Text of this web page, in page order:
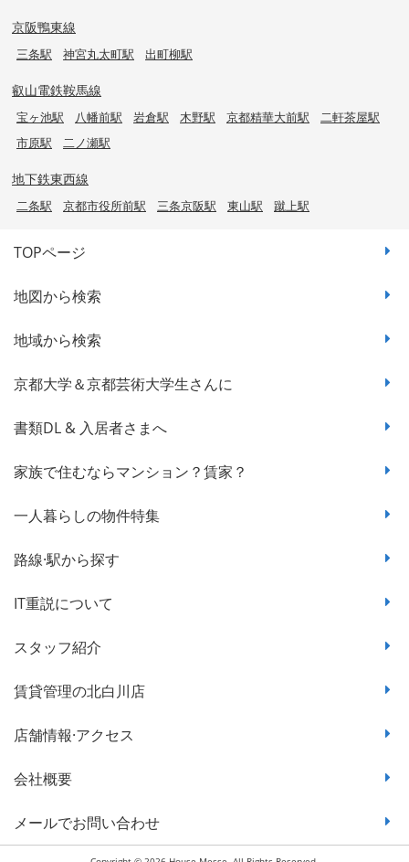
京阪鴨東線
三条駅 神宮丸太町駅 出町柳駅
叡山電鉄鞍馬線
宝ヶ池駅 八幡前駅 岩倉駅 木野駅 京都精華大前駅
二軒茶屋駅
市原駅
二ノ瀬駅
地下鉄東西線
二条駅 京都市役所前駅 三条京阪駅 東山駅 蹴上駅
TOPページ
地図から検索
地域から検索
京都大学＆京都芸術大学生さんに
書類DL & 入居者さまへ
家族で住むならマンション？賃家？
一人暮らしの物件特集
路線·駅から探す
IT重説について
スタッフ紹介
賃貸管理の北白川店
店舗情報·アクセス
会社概要
メールでお問い合わせ